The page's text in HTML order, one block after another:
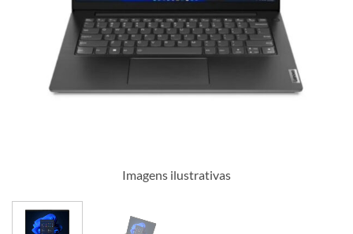
Imagens ilustrativas